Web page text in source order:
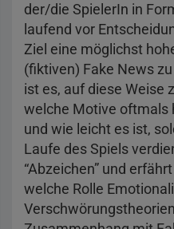
der/die SpielerIn in
laufend vor
Ziel eine möglichst
(fiktiven) Fake News
ist es, auf diese Weise
welche Motive oftmals
und wie leicht es ist,
Laufe des Spiels
“Abzeichen” und
welche Rolle